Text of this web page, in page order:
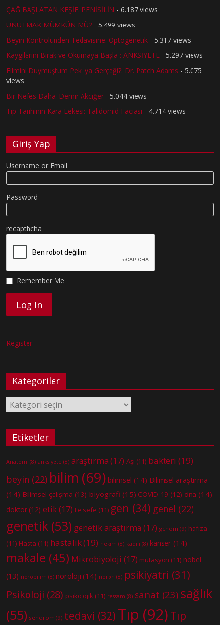
ÇAĞ BAŞLATAN KEŞİF: PENİSİLİN - 6.187 views
UNUTMAK MÜMKÜN MÜ? - 5.499 views
Beyin Kontrolünden Tedavisine: Optogenetik - 5.317 views
Kaygılarını Bırak ve Okumaya Başla : ANKSİYETE - 5.297 views
Filmini Duymuştum Peki ya Gerçeği?: Dr. Patch Adams - 5.075
views
Bir Nefes Daha: Demir Akciğer - 5.044 views
Tıp Tarihinin Kara Lekesi: Talidomid Faciası - 4.714 views
Giriş Yap
Username or Email
Password
recapthcha
Remember Me
Register
Kategoriler
Kategoriler
Etiketler
Anatomi (8) anksiyete (8) araştırma (17) Aşı (11) bakteri (19)
beyin (22) bilim (69) bilimsel (14) Bilimsel araştırma
(14) Bilimsel çalışma (13) biyografi (15) COVID-19 (12) dna (14)
doktor (12) etik(17) Felsefe (11) gen (34) genel (22)
genetik (53) genetik araştırma (17) genom (9) hafıza
(11) Hasta (11) hastalık(19) hekim (8) kadın (8) kanser (14)
makale (45) Mikrobiyoloji (17) mutasyon (11) nobel
(13) nörobilim (8) nöroloji (14) nöron (8) psikiyatri (31)
Psikoloji (28) psikolojik (11) ressam (8) sanat (23) sağlık
(55) sendrom (9) tedavi (32) Tıp (92) Tıp